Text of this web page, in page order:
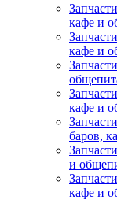
кафе и
кафе и
кафе и
баров,
и
кафе и